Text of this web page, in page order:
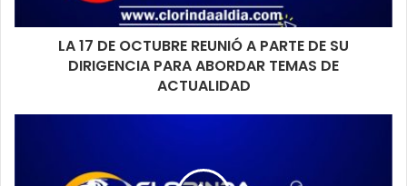
LA 17 DE OCTUBRE REUNIÓ A PARTE DE SU
DIRIGENCIA PARA ABORDAR TEMAS DE
ACTUALIDAD